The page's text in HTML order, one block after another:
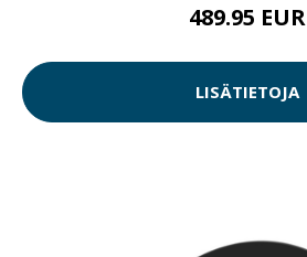
489.95 EUR
LISÄTIETOJA